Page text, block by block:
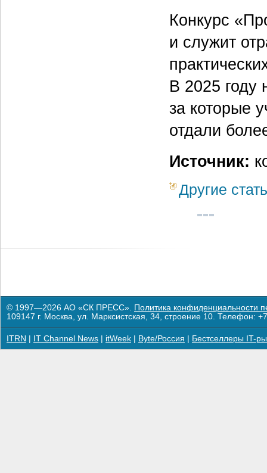
Конкурс
и служит
В 2025 году
за которые
отдали
Источник:
Другие
© 1997—2026 АО «СК ПРЕСС». Политика конфиденциальности
109147 г. Москва, ул. Марксистская, 34, строение 10. Телефон:
ITRN IT Channel News itWeek Byte/Россия Бестселлеры IT-